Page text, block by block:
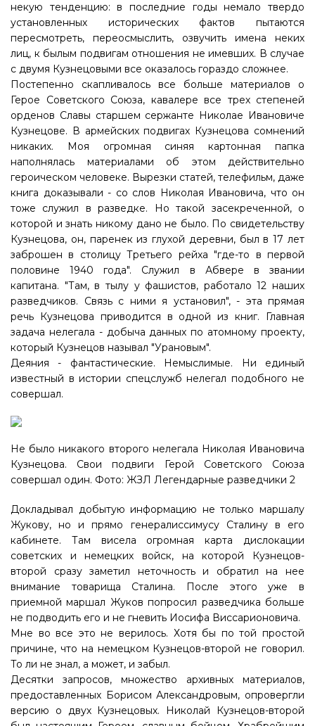
некую тенденцию: в последние годы немало твердо
установленных исторических фактов пытаются
пересмотреть, переосмыслить, озвучить имена неких
лиц, к былым подвигам отношения не имевших. В случае
с двумя Кузнецовыми все оказалось гораздо сложнее.
Постепенно скапливалось все больше материалов о
Герое Советского Союза, кавалере все трех степеней
орденов Славы старшем сержанте Николае Ивановиче
Кузнецове. В армейских подвигах Кузнецова сомнений
никаких. Моя огромная синяя картонная папка
наполнялась материалами об этом действительно
героическом человеке. Вырезки статей, телефильм, даже
книга доказывали - со слов Николая Ивановича, что он
тоже служил в разведке. Но такой засекреченной, о
которой и знать никому дано не было. По свидетельству
Кузнецова, он, паренек из глухой деревни, был в 17 лет
заброшен в столицу Третьего рейха "где-то в первой
половине 1940 года". Служил в Абвере в звании
капитана. "Там, в тылу у фашистов, работало 12 наших
разведчиков. Связь с ними я установил", - эта прямая
речь Кузнецова приводится в одной из книг. Главная
задача нелегала - добыча данных по атомному проекту,
который Кузнецов называл "Урановым".
Деяния - фантастические. Немыслимые. Ни единый
известный в истории спецслужб нелегал подобного не
совершал.
Не было никакого второго нелегала Николая Ивановича
Кузнецова. Свои подвиги Герой Советского Союза
совершал один. Фото: ЖЗЛ Легендарные разведчики 2
Докладывал добытую информацию не только маршалу
Жукову, но и прямо генералиссимусу Сталину в его
кабинете. Там висела огромная карта дислокации
советских и немецких войск, на которой Кузнецов-
второй сразу заметил неточность и обратил на нее
внимание товарища Сталина. После этого уже в
приемной маршал Жуков попросил разведчика больше
не подводить его и не гневить Иосифа Виссарионовича.
Мне во все это не верилось. Хотя бы по той простой
причине, что на немецком Кузнецов-второй не говорил.
То ли не знал, а может, и забыл.
Десятки запросов, множество архивных материалов,
предоставленных Борисом Александровым, опровергли
версию о двух Кузнецовых. Николай Кузнецов-второй